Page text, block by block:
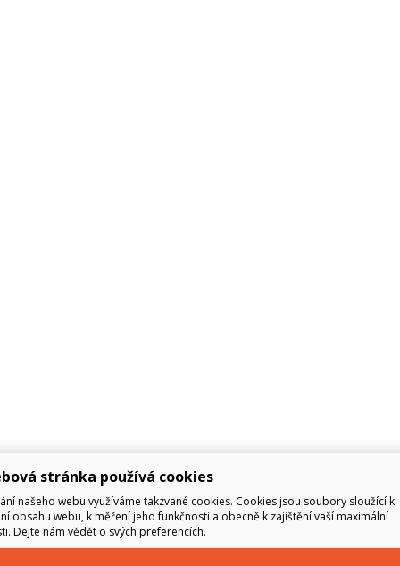
stránka používá cookies
našeho webu využíváme takzvané cookies. Cookies jsou soubory sloužící k
obsahu webu, k měření jeho funkčnosti a obecně k zajištění vaší maximální
Dejte nám vědět o svých preferencích.